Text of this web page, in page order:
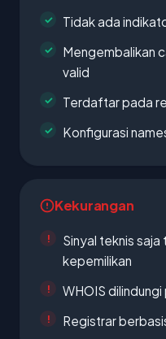
Tidak ada
Mengembalikan
valid
Terdaftar pada
Konfigurasi
Kekurangan
Sinyal teknis
kepemilikan
WHOIS dilindungi
Registrar